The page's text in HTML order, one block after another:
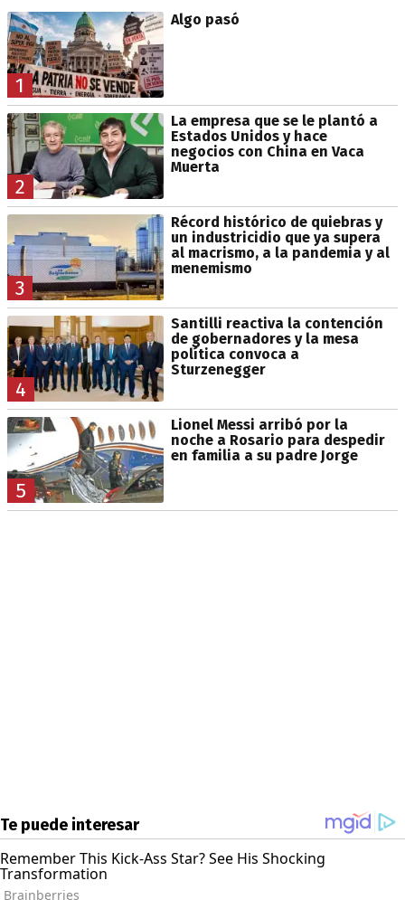
1
Algo pasó
2
La empresa que se le plantó a
Estados Unidos y hace
negocios con China en Vaca
Muerta
3
Récord histórico de quiebras y
un industricidio que ya supera
al macrismo, a la pandemia y al
menemismo
4
Santilli reactiva la contención
de gobernadores y la mesa
política convoca a
Sturzenegger
5
Lionel Messi arribó por la
noche a Rosario para despedir
en familia a su padre Jorge